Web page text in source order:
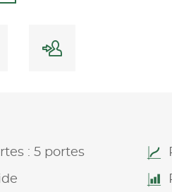
: 5 portes